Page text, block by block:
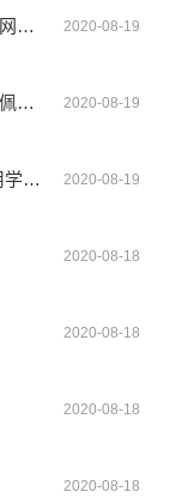
中央网信办、教育部联合启动涉未成年人网课平台专项整治 2020-08-19
秋季开学后低风险地区中小学生校内无需佩戴口罩 2020-08-19
清华新生9月5日起分批报到 核酸检测费用学校报销 2020-08-19
2020-08-18
2020-08-18
2020-08-18
2020-08-18